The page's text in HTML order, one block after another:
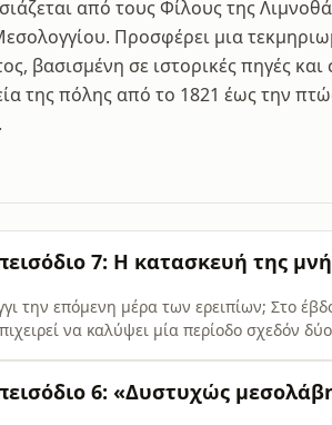
από τους Φίλους της
Προσφέρει μια
βασισμένη σε ιστορικές πηγές και
της πόλης από το 1821 έως την
7: Η κατασκευή της
την επόμενη μέρα των ερειπίων; Στο
να καλύψει μία περίοδο σχεδόν
Στο6: «Δυστυχώς